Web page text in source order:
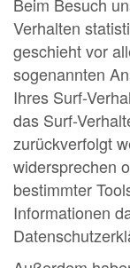
Verhalten
geschieht vor
sogenannten
Ihres Surf-
das Surf-
zurückverfolgt
widersprechen
bestimmter
Informationen